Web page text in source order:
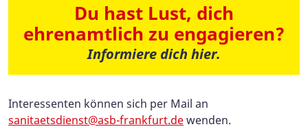
Du hast Lust, dich
ehrenamtlich zu engagieren?
Informiere dich hier.
Interessenten können sich per Mail an
sanitaetsdienst@asb-frankfurt.dewenden.